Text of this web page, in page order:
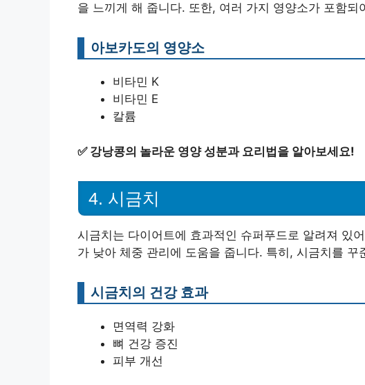
을 느끼게 해 줍니다. 또한, 여러 가지 영양소가 포함
아보카도의 영양소
비타민 K
비타민 E
칼륨
✅ 강낭콩의 놀라운 영양 성분과 요리법을 알아보세요!
4. 시금치
시금치는 다이어트에 효과적인 슈퍼푸드로 알려져 있
가 낮아 체중 관리에 도움을 줍니다. 특히, 시금치를 꾸
시금치의 건강 효과
면역력 강화
뼈 건강 증진
피부 개선